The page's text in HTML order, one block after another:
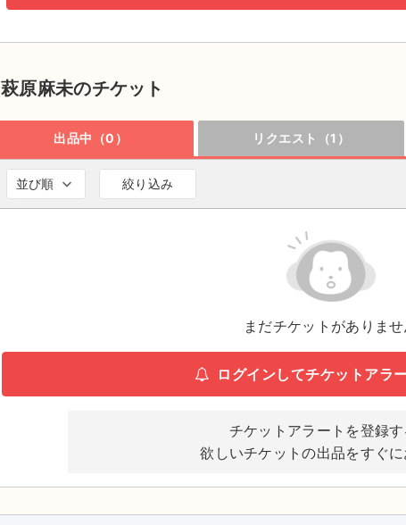
萩原麻未のチケット
出品中（0） リクエスト（1）
並び順 絞り込み
まだチケットがありませ
ログインしてチケットアラ
チケットアラートを登録す
欲しいチケットの出品をすぐ